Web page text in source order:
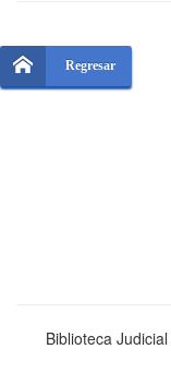
Regresar
Biblioteca Judicial